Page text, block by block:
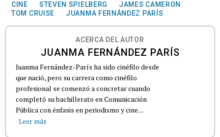
CINE STEVEN SPIELBERG
JAMES CAMERON
TOM CRUISE
JUANMA FERNÁNDEZ PARÍS
ACERCA DEL AUTOR
JUANMA FERNÁNDEZ PARÍS
Juanma Fernández-París ha sido cinéfilo desde
que nació, pero su carrera como cinéfilo
profesional se comenzó a concretar cuando
completó su bachillerato en Comunicación
Pública con énfasis en periodismo y cine....
Leer más